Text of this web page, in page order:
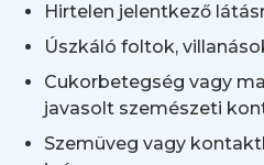
Hirtelen jelentkező
Úszkáló foltok,
Cukorbetegség vagy
javasolt szemészeti
Szemüveg vagy